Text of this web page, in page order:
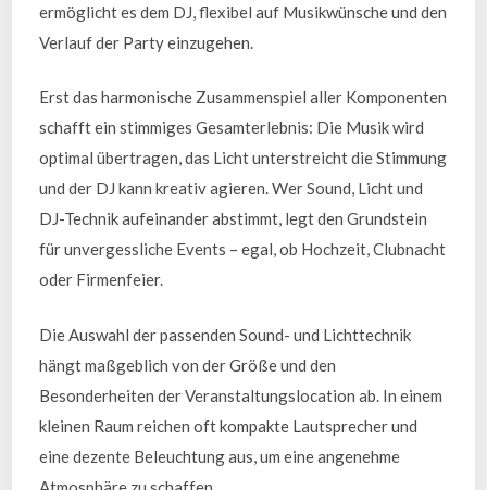
ermöglicht es dem DJ, flexibel auf Musikwünsche und den
Verlauf der Party einzugehen.
Erst das harmonische Zusammenspiel aller Komponenten
schafft ein stimmiges Gesamterlebnis: Die Musik wird
optimal übertragen, das Licht unterstreicht die Stimmung
und der DJ kann kreativ agieren. Wer Sound, Licht und
DJ-Technik aufeinander abstimmt, legt den Grundstein
für unvergessliche Events – egal, ob Hochzeit, Clubnacht
oder Firmenfeier.
Die Auswahl der passenden Sound- und Lichttechnik
hängt maßgeblich von der Größe und den
Besonderheiten der Veranstaltungslocation ab. In einem
kleinen Raum reichen oft kompakte Lautsprecher und
eine dezente Beleuchtung aus, um eine angenehme